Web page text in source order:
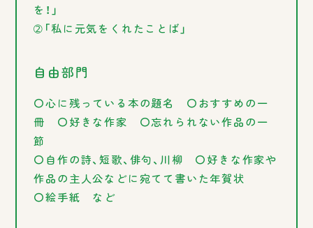
を！」
➁「私に元気をくれたことば」
自由部門
〇心に残っている本の題名 〇おすすめの一
冊 〇好きな作家 〇忘れられない作品の一
節
〇自作の詩、短歌、俳句、川柳 〇好きな作家や
作品の主人公などに宛てて書いた年賀状
〇絵手紙 など